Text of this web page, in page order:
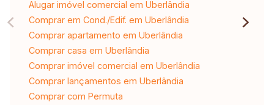
Alugar imóvel comercial em Uberlândia
Comprar em Cond./Edif. em Uberlândia
Comprar apartamento em Uberlândia
Comprar casa em Uberlândia
Comprar imóvel comercial em Uberlândia
Comprar lançamentos em Uberlândia
Comprar com Permuta